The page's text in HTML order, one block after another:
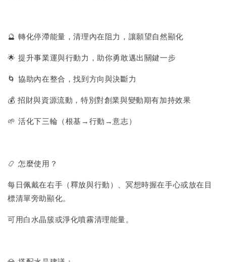
🔮 轉化停滯能量，清理內在阻力，讓願望自然顯化
🌟 提升事業運與行動力，助你勇敢邁出關鍵一步
🌀 協助內在整合，找到方向與決斷力
💰 招財與資源流動，特別對創業與變動期有加持效果
🌱 活化下三輪（根基→行動→意志）
📿 怎麼使用？
每日佩戴在右手（釋放與行動）、冥想時握在手心或放在目
標清單旁助顯化。
可用白水晶簇或淨化噴霧清理能量。